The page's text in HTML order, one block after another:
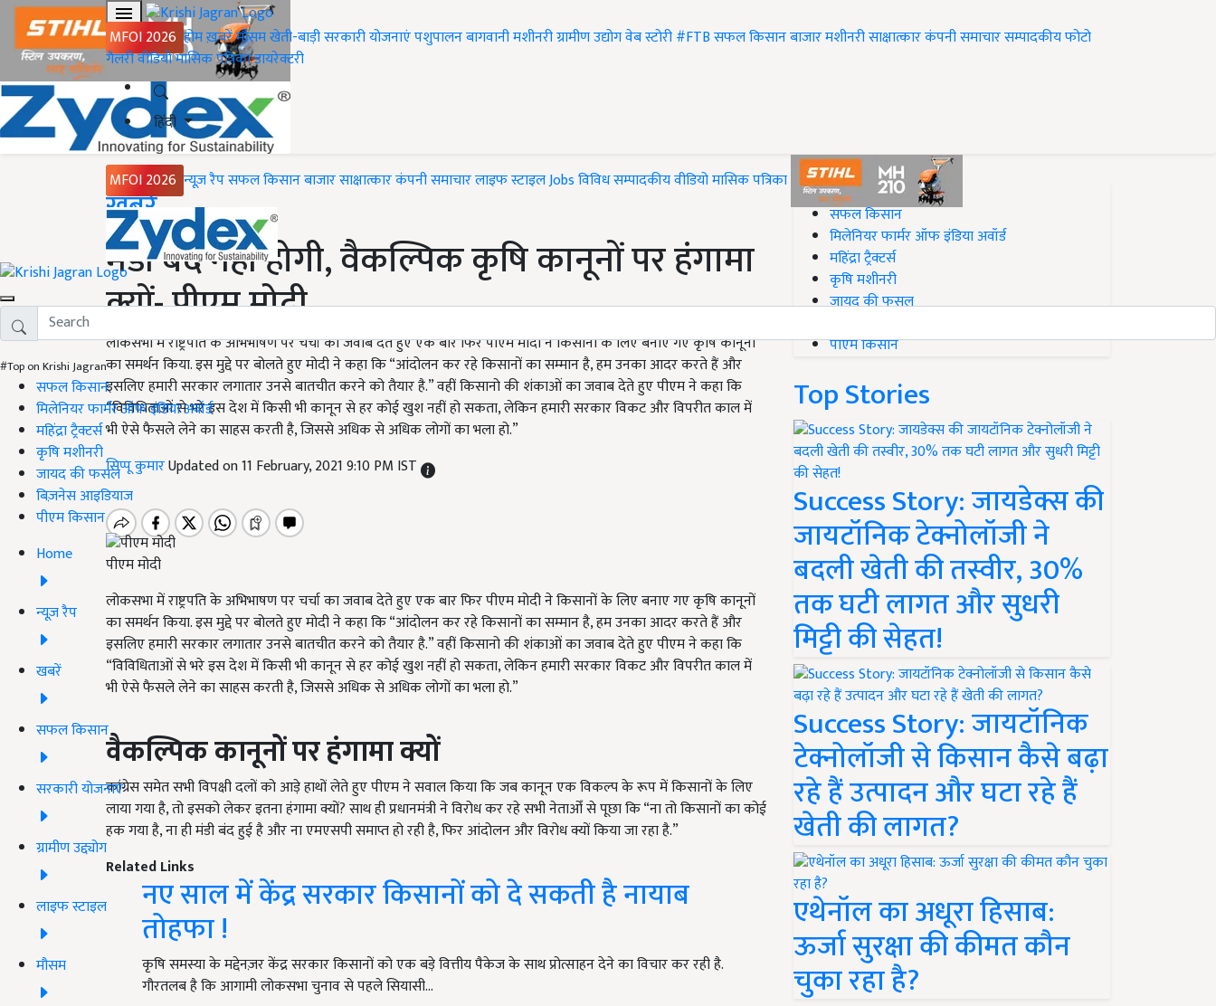
MFOI 2026 होमख़बरेंमौसमखेती-बाड़ीसरकारी योजनाएंपशुपालनबागवानीमशीनरीग्रामीण उद्योगवेब स्टोरी#FTBसफल किसानबाजारमशीनरीसाक्षात्कारकंपनी समाचारसम्पादकीयफोटो
गैलरीवीडियोमासिक पत्रिकाडायरेक्टरी
हिंदी
MFOI 2026 न्यूज़ रैपसफल किसानबाजारसाक्षात्कारकंपनी समाचारलाइफ स्टाइलJobsविविधसम्पादकीयवीडियोमासिक पत्रिका
#Top on Krishi Jagran
सफल किसान
मिलेनियर फार्मर ऑफ इंडिया अवॉर्ड
महिंद्रा ट्रैक्टर्स
कृषि मशीनरी
जायद की फसल
बिज़नेस आइडियाज
पीएम किसान
Home
न्यूज़ रैप
खबरें
सफल किसान
सरकारी योजनाएं
ग्रामीण उद्द्योग
लाइफ स्टाइल
मौसम
Home
ख़बरें
मंडी बंद नहीं होगी, वैकल्पिक कृषि कानूनों पर हंगामा
क्यों- पीएम मोदी
लोकसभा में राष्ट्रपति के अभिभाषण पर चर्चा का जवाब देते हुए एक बार फिर पीएम मोदी ने किसानों के लिए बनाए गए कृषि कानूनों
का समर्थन किया. इस मुद्दे पर बोलते हुए मोदी ने कहा कि “आंदोलन कर रहे किसानों का सम्मान है, हम उनका आदर करते हैं और
इसलिए हमारी सरकार लगातार उनसे बातचीत करने को तैयार है.” वहीं किसानो की शंकाओं का जवाब देते हुए पीएम ने कहा कि
“विविधिताओं से भरे इस देश में किसी भी कानून से हर कोई खुश नहीं हो सकता, लेकिन हमारी सरकार विकट और विपरीत काल में
भी ऐसे फैसले लेने का साहस करती है, जिससे अधिक से अधिक लोगों का भला हो.”
सिप्पू कुमारUpdated on 11 February, 2021 9:10 PM IST
पीएम मोदी
लोकसभा में राष्ट्रपति के अभिभाषण पर चर्चा का जवाब देते हुए एक बार फिर पीएम मोदी ने किसानों के लिए बनाए गए कृषि कानूनों
का समर्थन किया. इस मुद्दे पर बोलते हुए मोदी ने कहा कि “आंदोलन कर रहे किसानों का सम्मान है, हम उनका आदर करते हैं और
इसलिए हमारी सरकार लगातार उनसे बातचीत करने को तैयार है.” वहीं किसानो की शंकाओं का जवाब देते हुए पीएम ने कहा कि
“विविधिताओं से भरे इस देश में किसी भी कानून से हर कोई खुश नहीं हो सकता, लेकिन हमारी सरकार विकट और विपरीत काल में
भी ऐसे फैसले लेने का साहस करती है, जिससे अधिक से अधिक लोगों का भला हो.”
वैकल्पिक कानूनों पर हंगामा क्यों
कांग्रेस समेत सभी विपक्षी दलों को आड़े हाथों लेते हुए पीएम ने सवाल किया कि जब कानून एक विकल्प के रूप में किसानों के लिए
लाया गया है, तो इसको लेकर इतना हंगामा क्यों? साथ ही प्रधानमंत्री ने विरोध कर रहे सभी नेताओँ से पूछा कि “ना तो किसानों का कोई
हक गया है, ना ही मंडी बंद हुई है और ना एमएसपी समाप्त हो रही है, फिर आंदोलन और विरोध क्यों किया जा रहा है.”
Related Links
नए साल में केंद्र सरकार किसानों को दे सकती है नायाब
तोहफा !
कृषि समस्या के मद्देनज़र केंद्र सरकार किसानों को एक बड़े वित्तीय पैकेज के साथ प्रोत्साहन देने का विचार कर रही है.
गौरतलब है कि आगामी लोकसभा चुनाव से पहले सियासी…
#Top on Krishi Jagran
सफल किसान
मिलेनियर फार्मर ऑफ इंडिया अवॉर्ड
महिंद्रा ट्रैक्टर्स
कृषि मशीनरी
जायद की फसल
पीएम किसान
Top Stories
Success Story: जायडेक्स की
जायटॉनिक टेक्नोलॉजी ने
बदली खेती की तस्वीर, 30%
तक घटी लागत और सुधरी
मिट्टी की सेहत!
Success Story: जायटॉनिक
टेक्नोलॉजी से किसान कैसे बढ़ा
रहे हैं उत्पादन और घटा रहे हैं
खेती की लागत?
एथेनॉल का अधूरा हिसाब:
ऊर्जा सुरक्षा की कीमत कौन
चुका रहा है?